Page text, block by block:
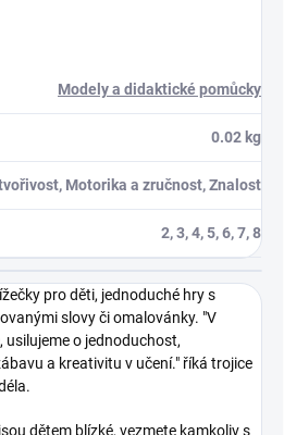
Modely a didaktické pomůcky
0.02 kg
Motorika a zručnost, Znalost
2, 3, 4, 5, 6, 7, 8
pro děti, jednoduché hry s
slovy či omalovánky. "V
usilujeme o jednoduchost,
a kreativitu v učení." říká trojice
dětem blízké, vezmete kamkoliv s